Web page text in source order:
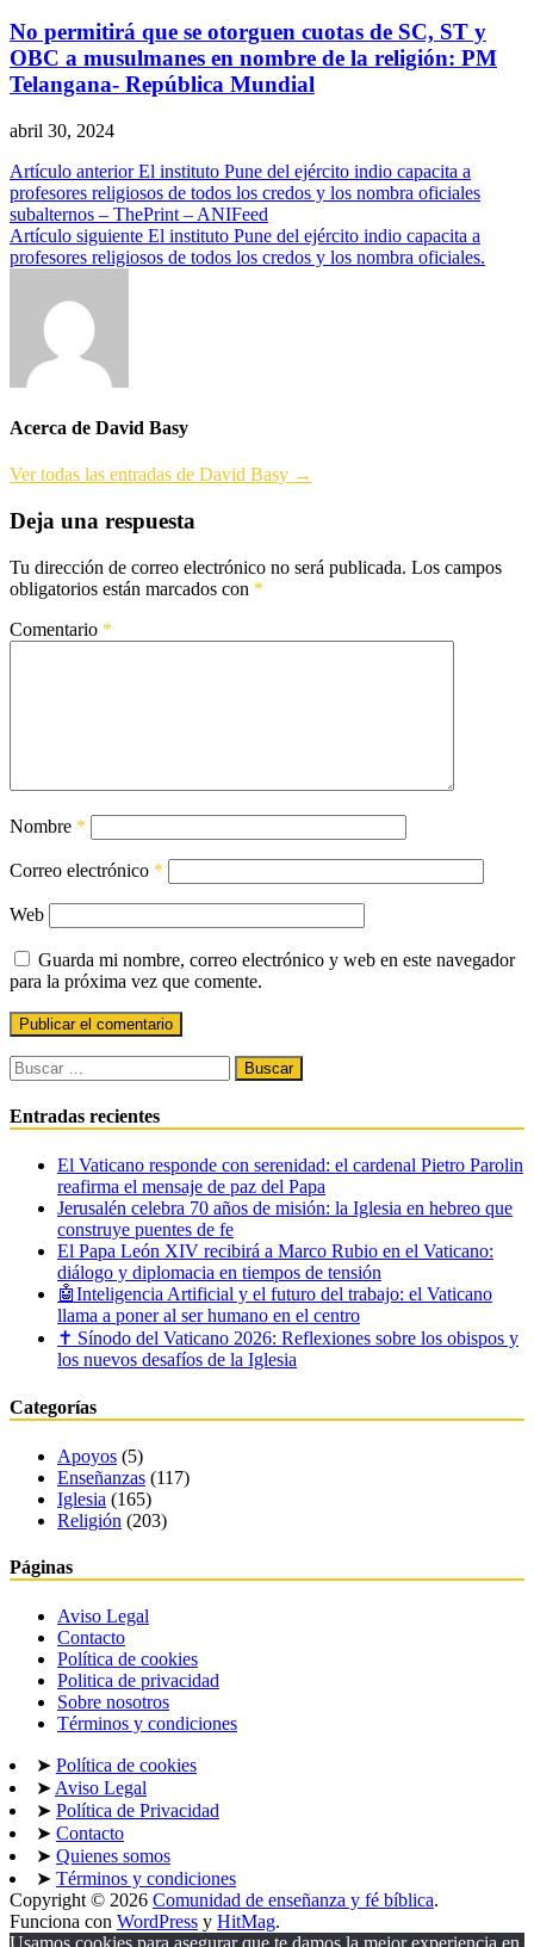
No permitirá que se otorguen cuotas de SC, ST y
OBC a musulmanes en nombre de la religión: PM
Telangana- República Mundial
abril 30, 2024
Navegación
de
entradas
Artículo anterior El instituto Pune del ejército indio capacita a
profesores religiosos de todos los credos y los nombra oficiales
subalternos – ThePrint – ANIFeed
Artículo siguiente El instituto Pune del ejército indio capacita a
profesores religiosos de todos los credos y los nombra oficiales.
Acerca de David Basy
Ver todas las entradas de David Basy →
Deja una respuesta
Tu dirección de correo electrónico no será publicada. Los campos
obligatorios están marcados con *
Comentario *
Nombre *
Correo electrónico *
Web
Guarda mi nombre, correo electrónico y web en este navegador
para la próxima vez que comente.
Buscar:
Entradas recientes
El Vaticano responde con serenidad: el cardenal Pietro Parolin
reafirma el mensaje de paz del Papa
Jerusalén celebra 70 años de misión: la Iglesia en hebreo que
construye puentes de fe
El Papa León XIV recibirá a Marco Rubio en el Vaticano:
diálogo y diplomacia en tiempos de tensión
🤖Inteligencia Artificial y el futuro del trabajo: el Vaticano
llama a poner al ser humano en el centro
✝️ Sínodo del Vaticano 2026: Reflexiones sobre los obispos y
los nuevos desafíos de la Iglesia
Categorías
Apoyos (5)
Enseñanzas (117)
Iglesia (165)
Religión (203)
Páginas
Aviso Legal
Contacto
Política de cookies
Politica de privacidad
Sobre nosotros
Términos y condiciones
➤ Política de cookies
➤Aviso Legal
➤ Política de Privacidad
➤ Contacto
➤ Quienes somos
➤ Términos y condiciones
Copyright © 2026 Comunidad de enseñanza y fé bíblica.
Funciona con WordPress y HitMag.